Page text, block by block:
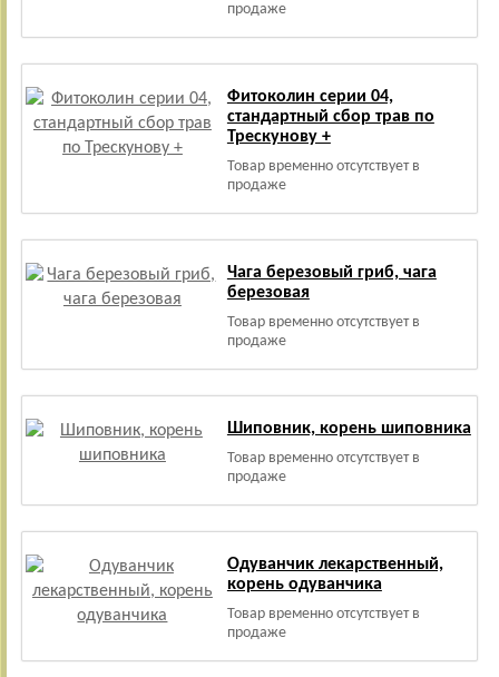
продаже
Фитоколин серии 04,
стандартный сбор трав по
Трескунову +
Товар временно отсутствует в
продаже
Чага березовый гриб, чага
березовая
Товар временно отсутствует в
продаже
Шиповник, корень шиповника
Товар временно отсутствует в
продаже
Одуванчик лекарственный,
корень одуванчика
Товар временно отсутствует в
продаже